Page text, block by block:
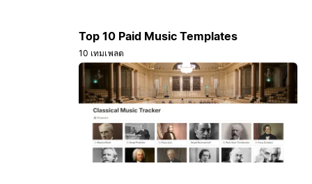
Top 10 Paid Music Templates
10 เทมเพลต